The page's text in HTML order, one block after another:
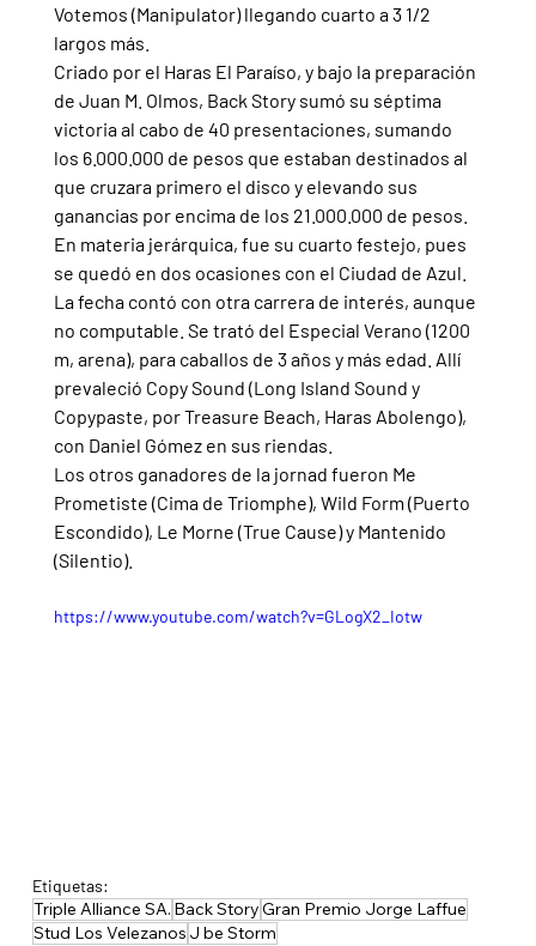
Votemos (Manipulator) llegando cuarto a 3 1/2
largos más.
Criado por el Haras El Paraíso, y bajo la preparación
de Juan M. Olmos, Back Story sumó su séptima
victoria al cabo de 40 presentaciones, sumando
los 6.000.000 de pesos que estaban destinados al
que cruzara primero el disco y elevando sus
ganancias por encima de los 21.000.000 de pesos.
En materia jerárquica, fue su cuarto festejo, pues
se quedó en dos ocasiones con el Ciudad de Azul.
La fecha contó con otra carrera de interés, aunque
no computable. Se trató del Especial Verano (1200
m, arena), para caballos de 3 años y más edad. Allí
prevaleció Copy Sound (Long Island Sound y
Copypaste, por Treasure Beach, Haras Abolengo),
con Daniel Gómez en sus riendas.
Los otros ganadores de la jornad fueron Me
Prometiste (Cima de Triomphe), Wild Form (Puerto
Escondido), Le Morne (True Cause) y Mantenido
(Silentio).
https://www.youtube.com/watch?v=GLogX2_Iotw
Etiquetas:
Triple Alliance SA. Back StoryGran Premio Jorge Laffue
Stud Los Velezanos J be Storm